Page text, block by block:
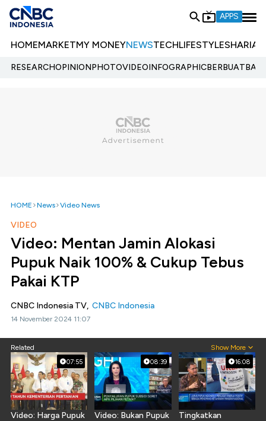
APPS
HOMEMARKETMY MONEYNEWSTECHLIFESTYLESHARIA
RESEARCHOPINIONPHOTOVIDEOINFOGRAPHIC
HOME News Video News
VIDEO
Video: Mentan Jamin Alokasi
Pupuk Naik 100% & Cukup Tebus
Pakai KTP
CNBC Indonesia TV, CNBC Indonesia
14 November 2024 11:07
Related Show More
07:55
Video: Harga Pupuk
08:39
Video: Bukan Pupuk
16:08
Tingkatkan